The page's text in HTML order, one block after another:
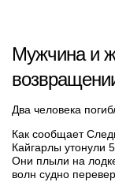
Мужчина и
Два человека
Как сообщает
Кайгарлы утонули
Они плыли на
волн судно